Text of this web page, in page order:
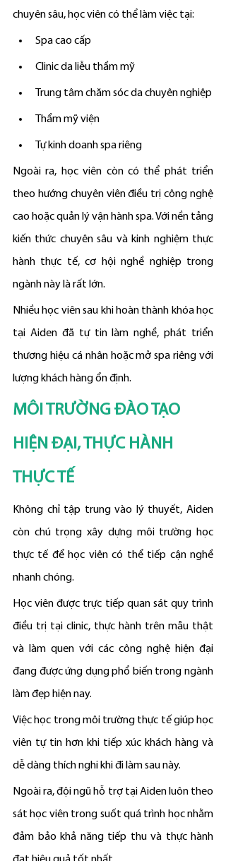
chuyên sâu, học viên có thể làm việc tại:
Spa cao cấp
Clinic da liễu thẩm mỹ
Trung tâm chăm sóc da chuyên nghiệp
Thẩm mỹ viện
Tự kinh doanh spa riêng
Ngoài ra, học viên còn có thể phát triển
theo hướng chuyên viên điều trị công nghệ
cao hoặc quản lý vận hành spa. Với nền tảng
kiến thức chuyên sâu và kinh nghiệm thực
hành thực tế, cơ hội nghề nghiệp trong
ngành này là rất lớn.
Nhiều học viên sau khi hoàn thành khóa học
tại Aiden đã tự tin làm nghề, phát triển
thương hiệu cá nhân hoặc mở spa riêng với
lượng khách hàng ổn định.
MÔI TRƯỜNG ĐÀO TẠO
HIỆN ĐẠI, THỰC HÀNH
THỰC TẾ
Không chỉ tập trung vào lý thuyết, Aiden
còn chú trọng xây dựng môi trường học
thực tế để học viên có thể tiếp cận nghề
nhanh chóng.
Học viên được trực tiếp quan sát quy trình
điều trị tại clinic, thực hành trên mẫu thật
và làm quen với các công nghệ hiện đại
đang được ứng dụng phổ biến trong ngành
làm đẹp hiện nay.
Việc học trong môi trường thực tế giúp học
viên tự tin hơn khi tiếp xúc khách hàng và
dễ dàng thích nghi khi đi làm sau này.
Ngoài ra, đội ngũ hỗ trợ tại Aiden luôn theo
sát học viên trong suốt quá trình học nhằm
đảm bảo khả năng tiếp thu và thực hành